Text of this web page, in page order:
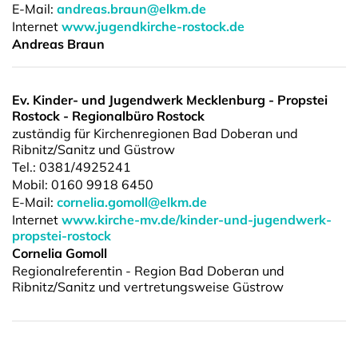
E-Mail: andreas.braun@elkm.de
Internet www.jugendkirche-rostock.de
Andreas Braun
Ev. Kinder- und Jugendwerk Mecklenburg - Propstei
Rostock - Regionalbüro Rostock
zuständig für Kirchenregionen Bad Doberan und
Ribnitz/Sanitz und Güstrow
Tel.: 0381/4925241
Mobil: 0160 9918 6450
E-Mail: cornelia.gomoll@elkm.de
Internet www.kirche-mv.de/kinder-und-jugendwerk-
propstei-rostock
Cornelia Gomoll
Regionalreferentin - Region Bad Doberan und
Ribnitz/Sanitz und vertretungsweise Güstrow